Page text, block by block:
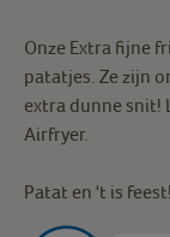
Onze Extra fijne
patatjes. Ze zijn
extra dunne snit!
Airfryer.
Patat en 't is feest!